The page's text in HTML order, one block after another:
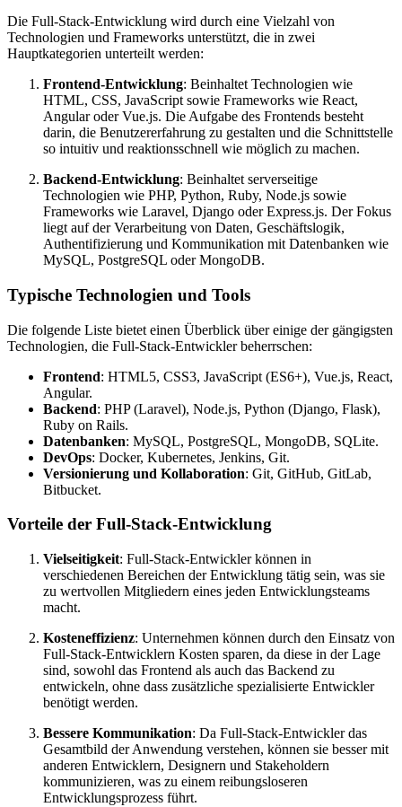
Die Full-Stack-Entwicklung wird durch eine Vielzahl von
Technologien und Frameworks unterstützt, die in zwei
Hauptkategorien unterteilt werden:
Frontend-Entwicklung: Beinhaltet Technologien wie
HTML, CSS, JavaScript sowie Frameworks wie React,
Angular oder Vue.js. Die Aufgabe des Frontends besteht
darin, die Benutzererfahrung zu gestalten und die Schnittstelle
so intuitiv und reaktionsschnell wie möglich zu machen.
Backend-Entwicklung: Beinhaltet serverseitige
Technologien wie PHP, Python, Ruby, Node.js sowie
Frameworks wie Laravel, Django oder Express.js. Der Fokus
liegt auf der Verarbeitung von Daten, Geschäftslogik,
Authentifizierung und Kommunikation mit Datenbanken wie
MySQL, PostgreSQL oder MongoDB.
Typische Technologien und Tools
Die folgende Liste bietet einen Überblick über einige der gängigsten
Technologien, die Full-Stack-Entwickler beherrschen:
Frontend: HTML5, CSS3, JavaScript (ES6+), Vue.js, React,
Angular.
Backend: PHP (Laravel), Node.js, Python (Django, Flask),
Ruby on Rails.
Datenbanken: MySQL, PostgreSQL, MongoDB, SQLite.
DevOps: Docker, Kubernetes, Jenkins, Git.
Versionierung und Kollaboration: Git, GitHub, GitLab,
Bitbucket.
Vorteile der Full-Stack-Entwicklung
Vielseitigkeit: Full-Stack-Entwickler können in
verschiedenen Bereichen der Entwicklung tätig sein, was sie
zu wertvollen Mitgliedern eines jeden Entwicklungsteams
macht.
Kosteneffizienz: Unternehmen können durch den Einsatz von
Full-Stack-Entwicklern Kosten sparen, da diese in der Lage
sind, sowohl das Frontend als auch das Backend zu
entwickeln, ohne dass zusätzliche spezialisierte Entwickler
benötigt werden.
Bessere Kommunikation: Da Full-Stack-Entwickler das
Gesamtbild der Anwendung verstehen, können sie besser mit
anderen Entwicklern, Designern und Stakeholdern
kommunizieren, was zu einem reibungsloseren
Entwicklungsprozess führt.